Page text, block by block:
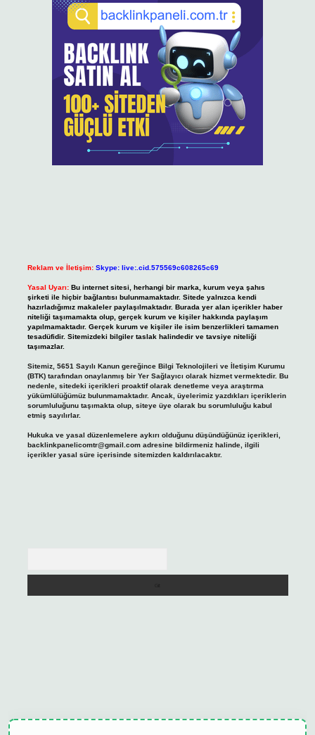
Reklam ve İletişim: Skype: live:.cid.575569c608265c69
Yasal Uyarı: Bu internet sitesi, herhangi bir marka, kurum veya şahıs
şirketi ile hiçbir bağlantısı bulunmamaktadır. Sitede yalnızca kendi
hazırladığımız makaleler paylaşılmaktadır. Burada yer alan içerikler haber
niteliği taşımamakta olup, gerçek kurum ve kişiler hakkında paylaşım
yapılmamaktadır. Gerçek kurum ve kişiler ile isim benzerlikleri tamamen
tesadüfidir. Sitemizdeki bilgiler taslak halindedir ve tavsiye niteliği
taşımazlar.
Sitemiz, 5651 Sayılı Kanun gereğince Bilgi Teknolojileri ve İletişim Kurumu
(BTK) tarafından onaylanmış bir Yer Sağlayıcı olarak hizmet vermektedir. Bu
nedenle, sitedeki içerikleri proaktif olarak denetleme veya araştırma
yükümlülüğümüz bulunmamaktadır. Ancak, üyelerimiz yazdıkları içeriklerin
sorumluluğunu taşımakta olup, siteye üye olarak bu sorumluluğu kabul
etmiş sayılırlar.
Hukuka ve yasal düzenlemelere aykırı olduğunu düşündüğünüz içerikleri,
backlinkpanelicomtr@gmail.comadresine bildirmeniz halinde, ilgili
içerikler yasal süre içerisinde sitemizden kaldırılacaktır.